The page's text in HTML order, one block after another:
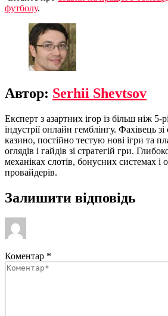
футболу.
Автор: Serhii Shevtsov
Експерт з азартних ігор із більш ніж 5-
індустрії онлайн гемблінгу. Фахівець
казино, постійно тестую нові ігри та
оглядів і гайдів зі стратегій гри.
механіках слотів, бонусних системах і
провайдерів.
Залишити відповідь
Коментар *